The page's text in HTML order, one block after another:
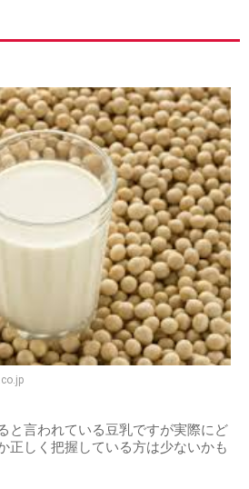
と言われている豆乳ですが実際にど
正しく把握している方は少ないかも